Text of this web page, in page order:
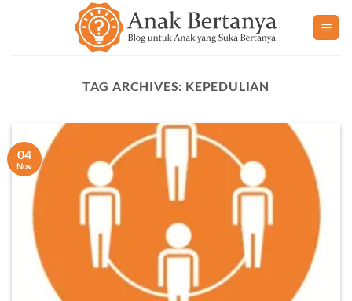
TAG ARCHIVES: KEPEDULIAN
04
Nov